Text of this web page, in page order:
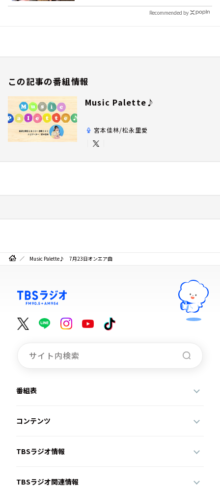
Recommended by
この記事の番組情報
Music Palette♪
宮本佳林/松永里愛
Music Palette♪ 7月23日オンエア曲
番組表
コンテンツ
TBSラジオ情報
TBSラジオ関連情報